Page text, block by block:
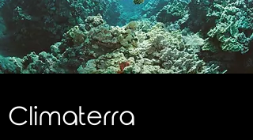
C limaterra